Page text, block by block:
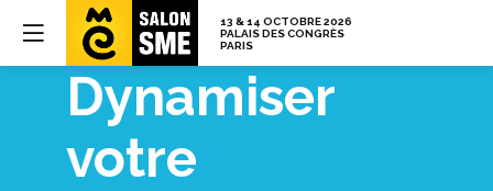
Dynamiser
votre